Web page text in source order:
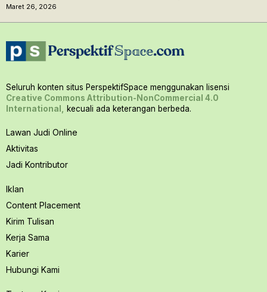
Maret 26, 2026
Seluruh konten situs PerspektifSpace menggunakan lisensi
Creative Commons Attribution-NonCommercial 4.0
International,
kecuali ada keterangan berbeda.
Lawan Judi Online
Aktivitas
Jadi Kontributor
Iklan
Content Placement
Kirim Tulisan
Kerja Sama
Karier
Hubungi Kami